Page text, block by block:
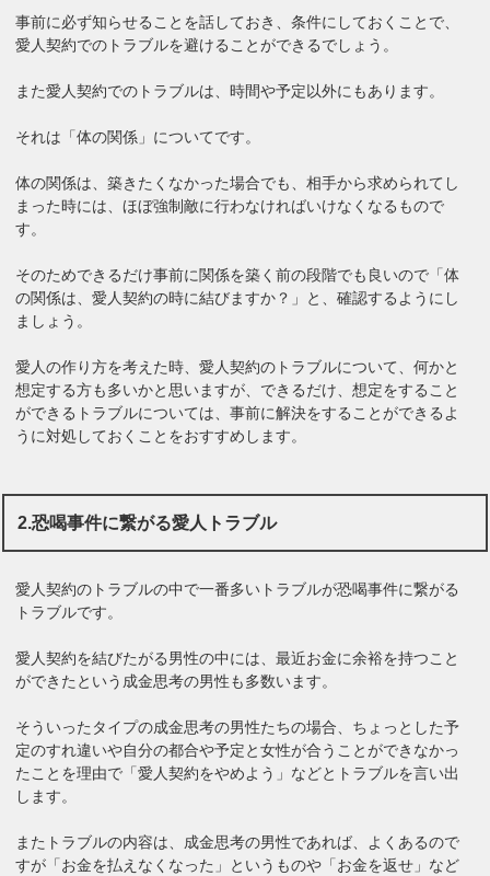
事前に必ず知らせることを話しておき、条件にしておくことで、
愛人契約でのトラブルを避けることができるでしょう。
また愛人契約でのトラブルは、時間や予定以外にもあります。
それは「体の関係」についてです。
体の関係は、築きたくなかった場合でも、相手から求められてし
まった時には、ほぼ強制敵に行わなければいけなくなるもので
す。
そのためできるだけ事前に関係を築く前の段階でも良いので「体
の関係は、愛人契約の時に結びますか？」と、確認するようにし
ましょう。
愛人の作り方を考えた時、愛人契約のトラブルについて、何かと
想定する方も多いかと思いますが、できるだけ、想定をすること
ができるトラブルについては、事前に解決をすることができるよ
うに対処しておくことをおすすめします。
2.恐喝事件に繋がる愛人トラブル
愛人契約のトラブルの中で一番多いトラブルが恐喝事件に繋がる
トラブルです。
愛人契約を結びたがる男性の中には、最近お金に余裕を持つこと
ができたという成金思考の男性も多数います。
そういったタイプの成金思考の男性たちの場合、ちょっとした予
定のすれ違いや自分の都合や予定と女性が合うことができなかっ
たことを理由で「愛人契約をやめよう」などとトラブルを言い出
します。
またトラブルの内容は、成金思考の男性であれば、よくあるので
すが「お金を払えなくなった」というものや「お金を返せ」など